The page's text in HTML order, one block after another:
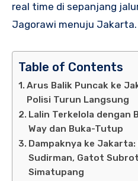
real time di sepanjang
Jagorawi menuju Jakarta.
Table of Contents
Arus Balik Puncak ke
Polisi Turun Langsung
Lalin Terkelola dengan
Way dan Buka-Tutup
Dampaknya ke
Sudirman, Gatot
Simatupang